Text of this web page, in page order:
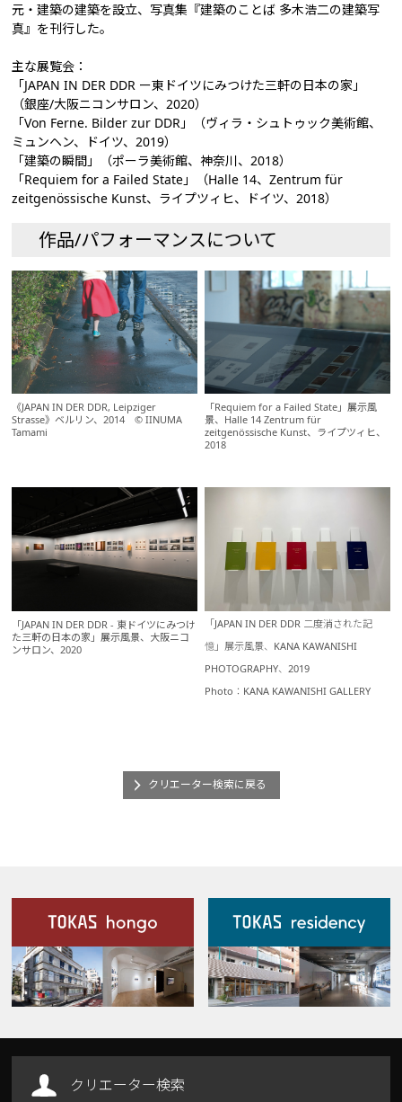
元・建築の建築を設立、写真集『建築のことば 多木浩二の建築写
真』を刊行した。
主な展覧会：
「JAPAN IN DER DDR ー東ドイツにみつけた三軒の日本の家」
（銀座/大阪ニコンサロン、2020）
「Von Ferne. Bilder zur DDR」（ヴィラ・シュトゥック美術館、
ミュンヘン、ドイツ、2019）
「建築の瞬間」（ポーラ美術館、神奈川、2018）
「Requiem for a Failed State」（Halle 14、Zentrum für
zeitgenössische Kunst、ライプツィヒ、ドイツ、2018）
作品/パフォーマンスについて
《JAPAN IN DER DDR, Leipziger
Strasse》ベルリン、2014 © IINUMA
Tamami
「Requiem for a Failed State」展示風
景、Halle 14 Zentrum für
zeitgenössische Kunst、ライプツィヒ、
2018
「JAPAN IN DER DDR - 東ドイツにみつけ
た三軒の日本の家」展示風景、大阪ニコ
ンサロン、2020
「JAPAN IN DER DDR 二度消された記
憶」展示風景、KANA KAWANISHI
PHOTOGRAPHY、2019
Photo：KANA KAWANISHI GALLERY
クリエーター検索に戻る
施設案内
Our Facilities
クリエーター検索